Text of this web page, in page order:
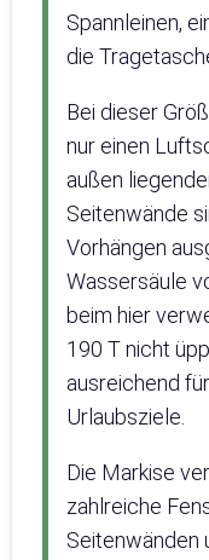
Spannleinen,
die
Bei dieser
nur einen
außen
Seitenwände
Vorhängen
Wassersäule
beim hier
190 T nicht
ausreichend
Urlaubsziele.
Die Markise
zahlreiche
Seitenwänden